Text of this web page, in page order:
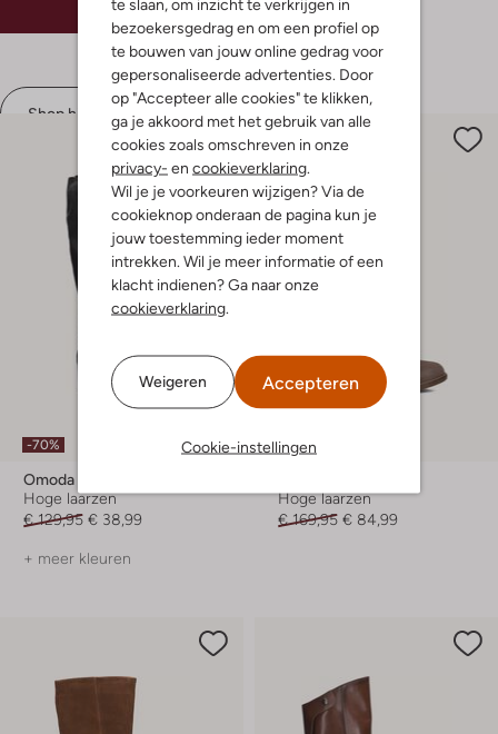
bezoekersgedrag en om een profiel op
te bouwen van jouw online gedrag voor
gepersonaliseerde advertenties. Door
op "Accepteer alle cookies" te klikken,
ga je akkoord met het gebruik van alle
cookies zoals omschreven in onze
privacy- en cookieverklaring
Wil je je voorkeuren wijzigen? Via de
cookieknop onderaan de pagina kun je
jouw toestemming ieder moment
intrekken. Wil je meer informatie of een
klacht indienen? Ga naar onze
cookieverklaring
Weigeren Accepteren
Cookie-instellingen
Shop hier
-70%
Omoda
Hoge laarzen
€ 129,95 € 38,99
+ meer kleuren
-50%
Hoge laarzen
€ 169,95 € 84,99